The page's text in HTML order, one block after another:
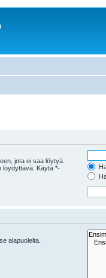
jota ei saa löytyä.
löydyttävä. Käytä *-
alapuolelta.